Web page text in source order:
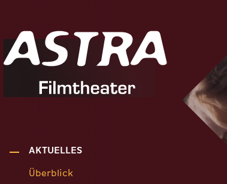
AKTUELLES
Überblick